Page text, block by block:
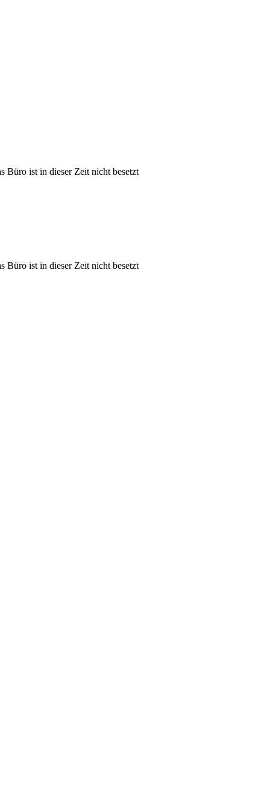
Büro ist in dieser Zeit nicht besetzt
Büro ist in dieser Zeit nicht besetzt